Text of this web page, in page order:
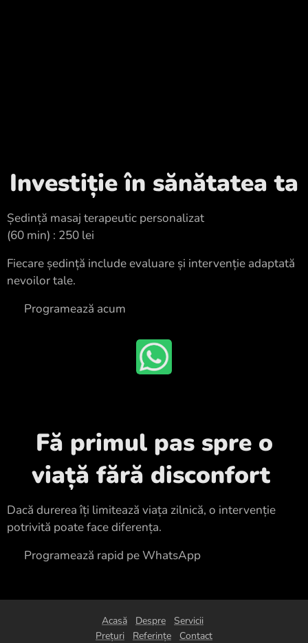
Investiție în sănătatea ta
Ședință masaj terapeutic personalizat
(60 min) : 250 lei
Fiecare ședință include evaluare și intervenție adaptată
nevoilor tale.
👉 Programează acum
Fă primul pas spre o
viață fără disconfort
Dacă durerea îți limitează viața zilnică, o intervenție
potrivită poate face diferența.
👉 Programează rapid pe WhatsApp
Acasă Despre
Servicii
Prețuri
Referințe Contact